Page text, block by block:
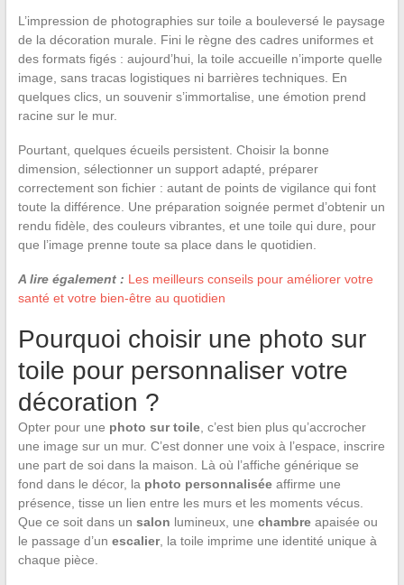
L’impression de photographies sur toile a bouleversé le paysage
de la décoration murale. Fini le règne des cadres uniformes et
des formats figés : aujourd’hui, la toile accueille n’importe quelle
image, sans tracas logistiques ni barrières techniques. En
quelques clics, un souvenir s’immortalise, une émotion prend
racine sur le mur.
Pourtant, quelques écueils persistent. Choisir la bonne
dimension, sélectionner un support adapté, préparer
correctement son fichier : autant de points de vigilance qui font
toute la différence. Une préparation soignée permet d’obtenir un
rendu fidèle, des couleurs vibrantes, et une toile qui dure, pour
que l’image prenne toute sa place dans le quotidien.
A lire également : Les meilleurs conseils pour améliorer votre
santé et votre bien-être au quotidien
Pourquoi choisir une photo sur
toile pour personnaliser votre
décoration ?
Opter pour une photo sur toile, c’est bien plus qu’accrocher
une image sur un mur. C’est donner une voix à l’espace, inscrire
une part de soi dans la maison. Là où l’affiche générique se
fond dans le décor, la photo personnaliséeaffirme une
présence, tisse un lien entre les murs et les moments vécus.
Que ce soit dans un salon lumineux, une chambreapaisée ou
le passage d’un escalier, la toile imprime une identité unique à
chaque pièce.